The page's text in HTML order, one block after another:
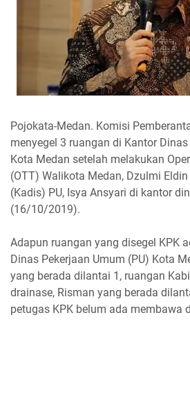
Pojokata-Medan. Komisi
menyegel 3 ruangan di Kantor
Kota Medan setelah melakukan
(OTT) Walikota Medan, Dzulmi
(Kadis) PU, Isya Ansyari di kantor
(16/10/2019).
Adapun ruangan yang disegel KPK
Dinas Pekerjaan Umum (PU) Kota
yang berada dilantai 1, ruangan
drainase, Risman yang berada
petugas KPK belum ada membawa